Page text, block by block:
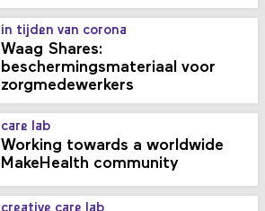
in tijden van corona
Waag Shares:
beschermingsmateriaal voor
zorgmedewerkers
care lab
Working towards a worldwide
MakeHealth community